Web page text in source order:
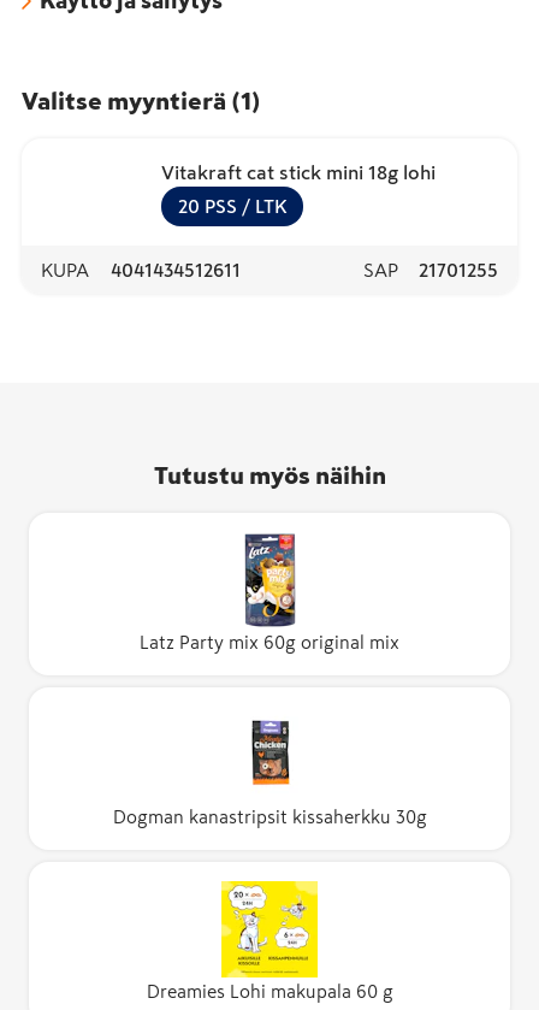
Valitse myyntierä (1)
Vitakraft cat stick mini 18g lohi
20 PSS / LTK
KUPA 4041434512611 SAP 21701255
Tutustu myös näihin
Latz Party mix 60g original mix
Dogman kanastripsit kissaherkku 30g
Dreamies Lohi makupala 60 g